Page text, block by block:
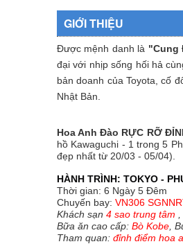
GIỚI THIỆU
Được mệnh danh là "Cung
đại với nhịp sống hối hả
bản doanh của Toyota, cố
Nhật Bản.
Hoa Anh Đào RỰC RỠ
hồ Kawaguchi - 1 trong 5
đẹp nhất từ 20/03 - 05/04).
HÀNH TRÌNH: TOKYO -
Thời gian: 6 Ngày 5 Đêm
Chuyến bay: VN306
Khách sạn 4 sao trung tâm
Bữa ăn cao cấp: Bò Kobe ,
Tham quan: đỉnh điểm hoa